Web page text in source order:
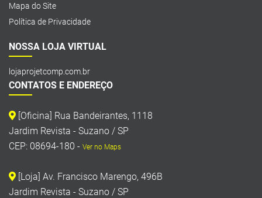
Mapa do Site
Política de Privacidade
NOSSA LOJA VIRTUAL
lojaprojetcomp.com.br
CONTATOS E ENDEREÇO
[Oficina] Rua Bandeirantes, 1118
Jardim Revista - Suzano / SP
CEP: 08694-180 - Ver no Maps
[Loja] Av. Francisco Marengo, 496B
Jardim Revista - Suzano / SP